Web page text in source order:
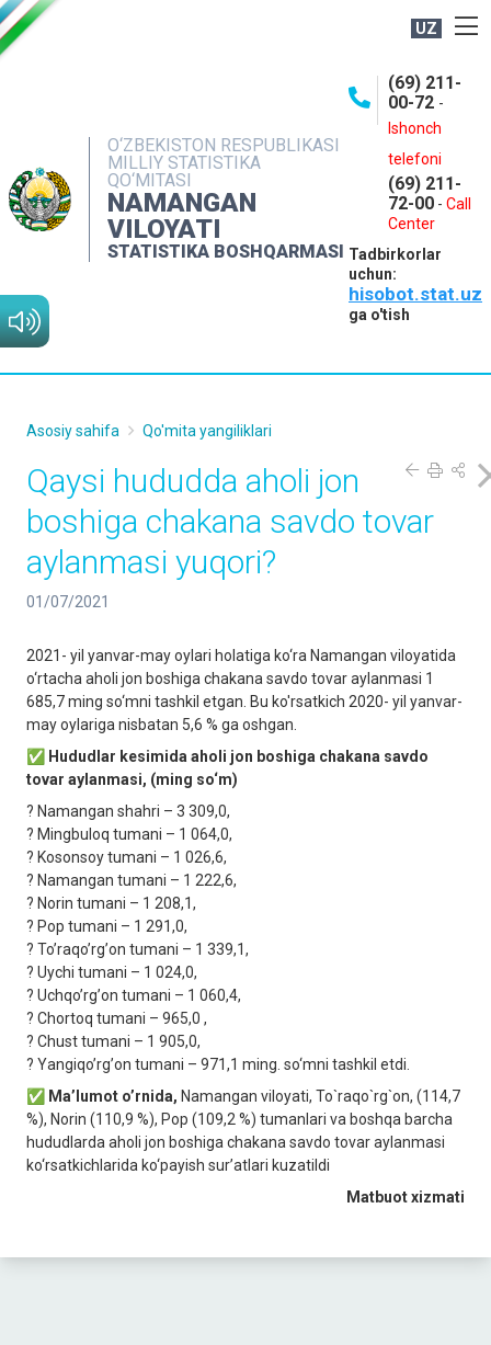
UZ
O‘ZBEKISTON RESPUBLIKASI
MILLIY STATISTIKA
QO‘MITASI
NAMANGAN
VILOYATI
STATISTIKA BOSHQARMASI
(69) 211-
00-72 -
Ishonch
telefoni
(69) 211-
72-00 - Call
Center
Tadbirkorlar
uchun:
hisobot.stat.uz
ga o'tish
NASHRLAR
INTERAKTIV XIZMATLAR
MATBUOT XIZMATI
MUROJAATLAR
Asosiy sahifa Qo'mita yangiliklari
Qaysi hududda aholi jon
boshiga chakana savdo tovar
aylanmasi yuqori?
01/07/2021
2021- yil yanvar-may oylari holatiga ko‘ra Namangan viloyatida
o‘rtacha aholi jon boshiga chakana savdo tovar aylanmasi 1
685,7 ming so‘mni tashkil etgan. Bu ko'rsatkich 2020- yil yanvar-
may oylariga nisbatan 5,6 % ga oshgan.
✅ Hududlar kesimida aholi jon boshiga chakana savdo
tovar aylanmasi, (ming so‘m)
? Namangan shahri – 3 309,0,
? Mingbuloq tumani – 1 064,0,
? Kosonsoy tumani – 1 026,6,
? Namangan tumani – 1 222,6,
? Norin tumani – 1 208,1,
? Pop tumani – 1 291,0,
? Toʼraqoʼrgʼon tumani – 1 339,1,
? Uychi tumani – 1 024,0,
? Uchqoʼrgʼon tumani – 1 060,4,
? Chortoq tumani – 965,0 ,
? Chust tumani – 1 905,0,
? Yangiqoʼrgʼon tumani – 971,1 ming. so‘mni tashkil etdi.
✅ Maʼlumot oʼrnida, Namangan viloyati, To`raqo`rg`on, (114,7
%), Norin (110,9 %), Pop (109,2 %) tumanlari va boshqa barcha
hududlarda aholi jon boshiga chakana savdo tovar aylanmasi
ko‘rsatkichlarida ko‘рayish sur’atlari kuzatildi
Matbuot xizmati